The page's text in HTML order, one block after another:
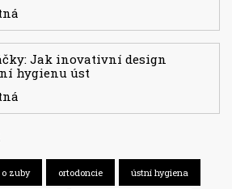
Jak inovativní design
hygienu úst
o zuby ortodoncie ústní hygiena